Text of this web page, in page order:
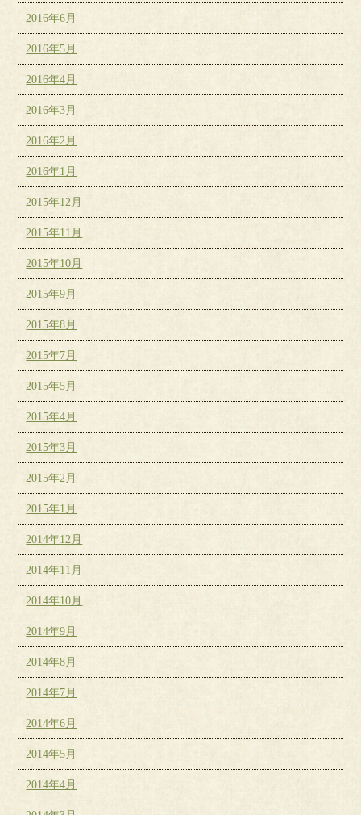
2016年6月
2016年5月
2016年4月
2016年3月
2016年2月
2016年1月
2015年12月
2015年11月
2015年10月
2015年9月
2015年8月
2015年7月
2015年5月
2015年4月
2015年3月
2015年2月
2015年1月
2014年12月
2014年11月
2014年10月
2014年9月
2014年8月
2014年7月
2014年6月
2014年5月
2014年4月